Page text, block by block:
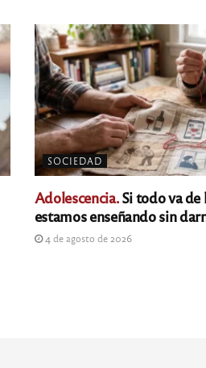
SOCIEDAD
Adolescencia.Si todo va de
estamos enseñando sin
4 de agosto de 2026